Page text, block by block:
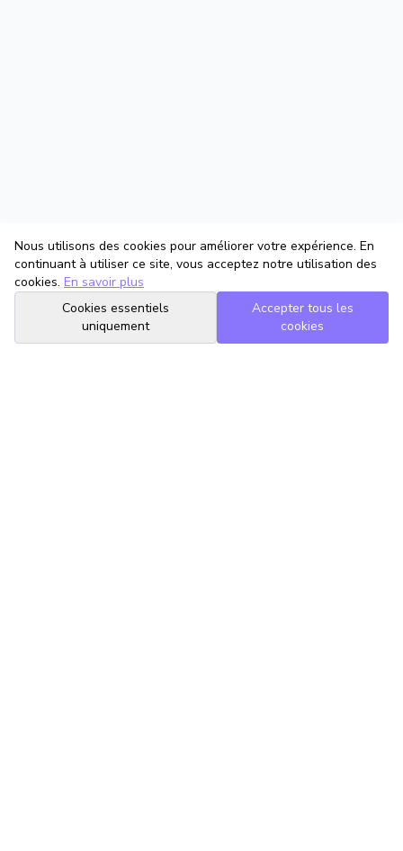
Nous utilisons des cookies pour améliorer votre expérience. En
continuant à utiliser ce site, vous acceptez notre utilisation des
cookies. En savoir plus
Cookies essentiels
uniquement
Accepter tous les
cookies